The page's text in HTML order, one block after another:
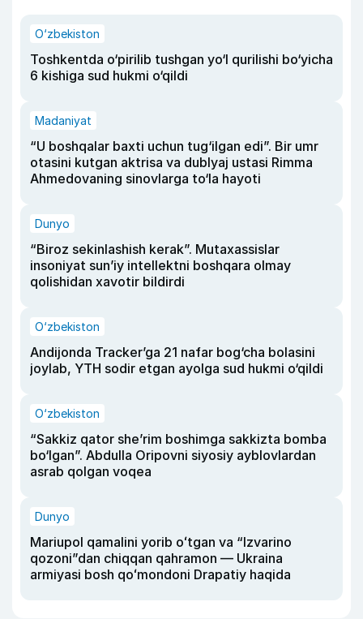
O‘zbekiston
Toshkentda o‘pirilib tushgan yo‘l qurilishi bo‘yicha
6 kishiga sud hukmi o‘qildi
Madaniyat
“U boshqalar baxti uchun tug‘ilgan edi”. Bir umr
otasini kutgan aktrisa va dublyaj ustasi Rimma
Ahmedovaning sinovlarga to‘la hayoti
Dunyo
“Biroz sekinlashish kerak”. Mutaxassislar
insoniyat sun’iy intellektni boshqara olmay
qolishidan xavotir bildirdi
O‘zbekiston
Andijonda Tracker’ga 21 nafar bog‘cha bolasini
joylab, YTH sodir etgan ayolga sud hukmi o‘qildi
O‘zbekiston
“Sakkiz qator she’rim boshimga sakkizta bomba
bo‘lgan”. Abdulla Oripovni siyosiy ayblovlardan
asrab qolgan voqea
Dunyo
Mariupol qamalini yorib oʻtgan va “Izvarino
qozoni”dan chiqqan qahramon — Ukraina
armiyasi bosh qoʻmondoni Drapatiy haqida